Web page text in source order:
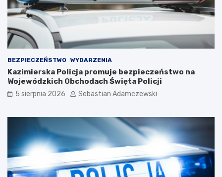
BEZPIECZEŃSTWO WYDARZENIA
Kazimierska Policja promuje bezpieczeństwo na
Wojewódzkich Obchodach Święta Policji
5 sierpnia 2026 Sebastian Adamczewski